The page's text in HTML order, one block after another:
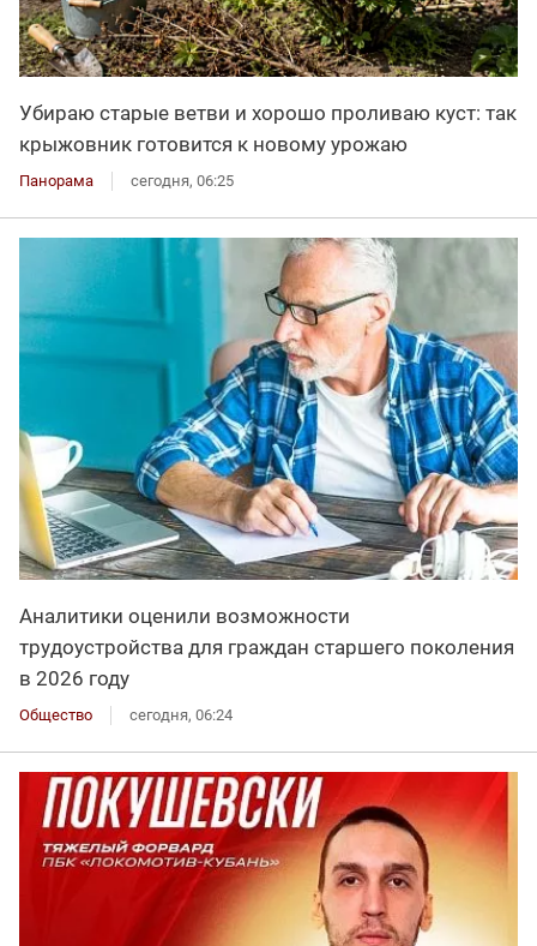
Убираю старые ветви и хорошо проливаю куст: так
крыжовник готовится к новому урожаю
Панорама сегодня, 06:25
Аналитики оценили возможности
трудоустройства для граждан старшего поколения
в 2026 году
Общество сегодня, 06:24